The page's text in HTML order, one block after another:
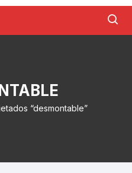
“desmontable”